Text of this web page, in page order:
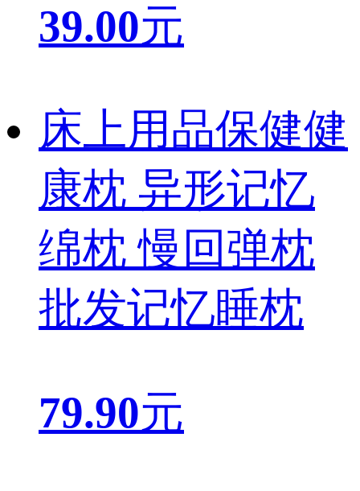
39.00元
床上用品保健健
康枕 异形记忆
绵枕 慢回弹枕
批发记忆睡枕
79.90元